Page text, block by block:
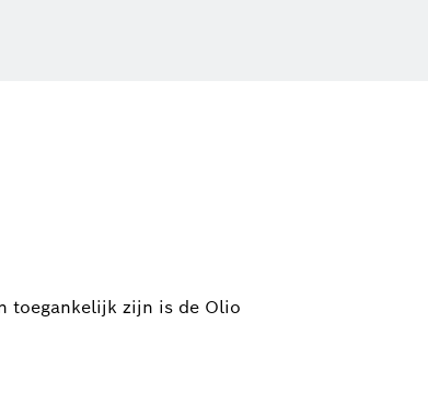
toegankelijk zijn is de Olio